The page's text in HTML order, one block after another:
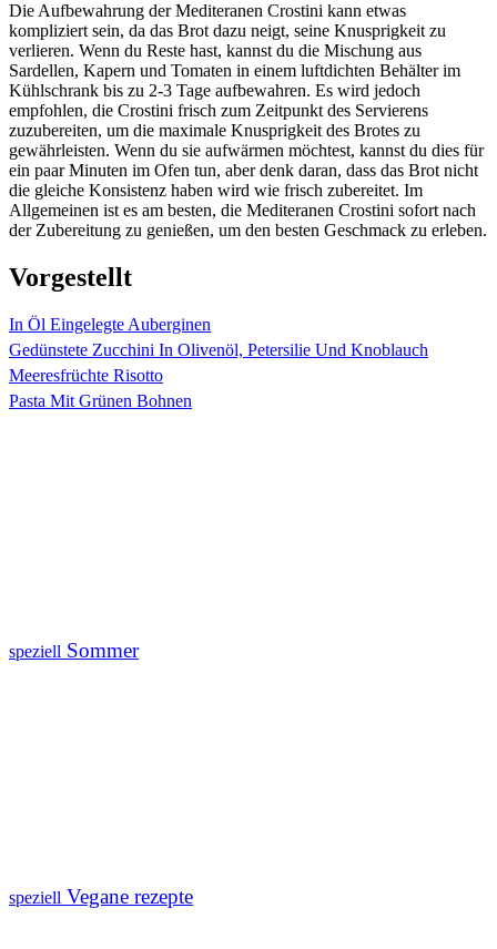
Die Aufbewahrung der Mediteranen Crostini kann etwas
kompliziert sein, da das Brot dazu neigt, seine Knusprigkeit zu
verlieren. Wenn du Reste hast, kannst du die Mischung aus
Sardellen, Kapern und Tomaten in einem luftdichten Behälter im
Kühlschrank bis zu 2-3 Tage aufbewahren. Es wird jedoch
empfohlen, die Crostini frisch zum Zeitpunkt des Servierens
zuzubereiten, um die maximale Knusprigkeit des Brotes zu
gewährleisten. Wenn du sie aufwärmen möchtest, kannst du dies für
ein paar Minuten im Ofen tun, aber denk daran, dass das Brot nicht
die gleiche Konsistenz haben wird wie frisch zubereitet. Im
Allgemeinen ist es am besten, die Mediteranen Crostini sofort nach
der Zubereitung zu genießen, um den besten Geschmack zu erleben.
Vorgestellt
In Öl Eingelegte Auberginen
Gedünstete Zucchini In Olivenöl, Petersilie Und Knoblauch
Meeresfrüchte Risotto
Pasta Mit Grünen Bohnen
speziell Sommer
speziell Vegane rezepte